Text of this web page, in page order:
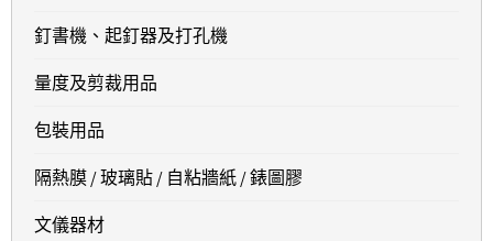
釘書機、起釘器及打孔機
量度及剪裁用品
包裝用品
隔熱膜 / 玻璃貼 / 自粘牆紙 / 錶圖膠
文儀器材